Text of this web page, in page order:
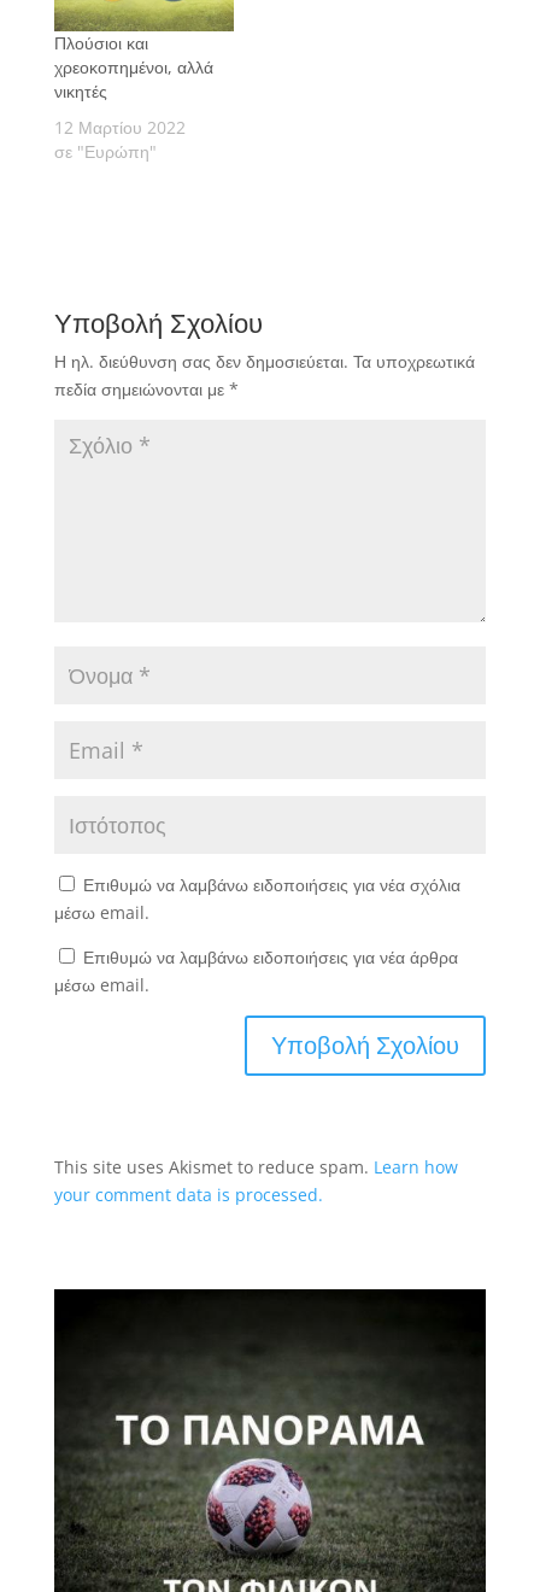
Πλούσιοι και
χρεοκοπημένοι, αλλά
νικητές
12 Μαρτίου 2022
σε "Ευρώπη"
Υποβολή Σχολίου
Η ηλ. διεύθυνση σας δεν δημοσιεύεται. Τα υποχρεωτικά
πεδία σημειώνονται με *
Επιθυμώ να λαμβάνω ειδοποιήσεις για νέα σχόλια
μέσω email.
Επιθυμώ να λαμβάνω ειδοποιήσεις για νέα άρθρα
μέσω email.
This site uses Akismet to reduce spam. Learn how
your comment data is processed.